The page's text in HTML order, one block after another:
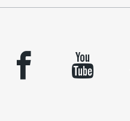
facebook youtube